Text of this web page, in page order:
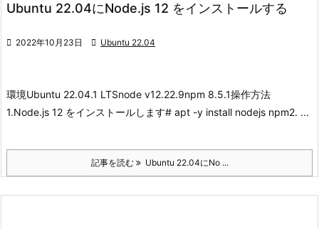
Ubuntu 22.04にNode.js 12 をインストールする
 2022年10月23日  Ubuntu 22.04
環境Ubuntu 22.04.1 LTSnode v12.22.9npm 8.5.1操作方法
1.Node.js 12 をインストールします# apt -y install nodejs npm2. ...
記事を読む Ubuntu 22.04にNo ...